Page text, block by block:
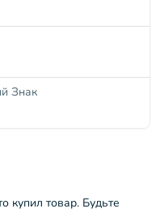
Знак
купил товар. Будьте